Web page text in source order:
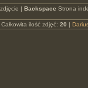
| Backspace Strona
Całkowita ilość zdjęć: 20 |